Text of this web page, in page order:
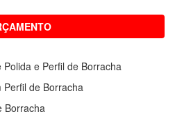
e Perfil de Borracha
Perfil de Borracha
Borracha